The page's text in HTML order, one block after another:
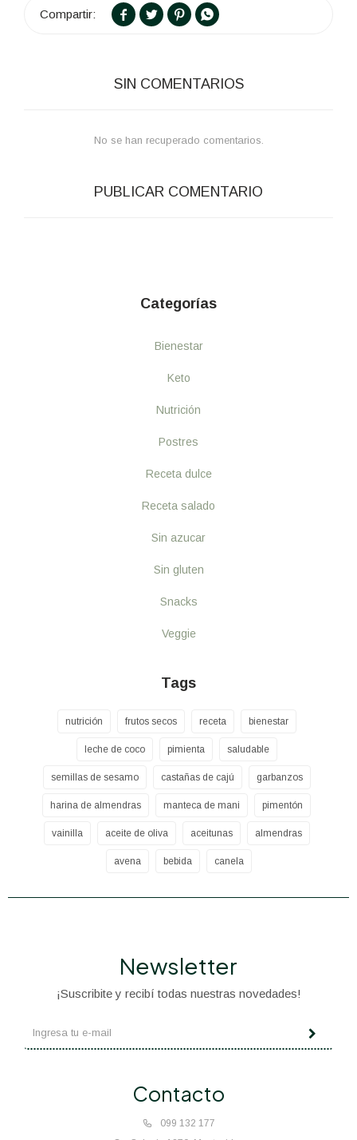
   
SIN COMENTARIOS
No se han recuperado comentarios.
PUBLICAR COMENTARIO
Categorías
Bienestar
Keto
Nutrición
Postres
Receta dulce
Receta salado
Sin azucar
Sin gluten
Snacks
Veggie
Tags
nutrición frutos secos receta bienestar
leche de coco pimienta saludable
semillas de sesamo castañas de cajú garbanzos
harina de almendras manteca de mani pimentón
vainilla aceite de oliva aceitunas almendras
avena bebida canela
Contacto
099 132 177
Newsletter
¡Suscribite y recibí todas nuestras novedades!